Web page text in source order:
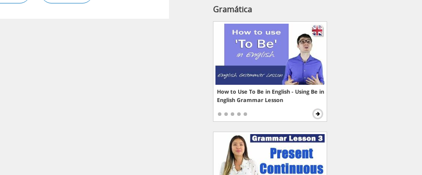
Gramática
How to Use To Be in English - Using Be in
English Grammar Lesson